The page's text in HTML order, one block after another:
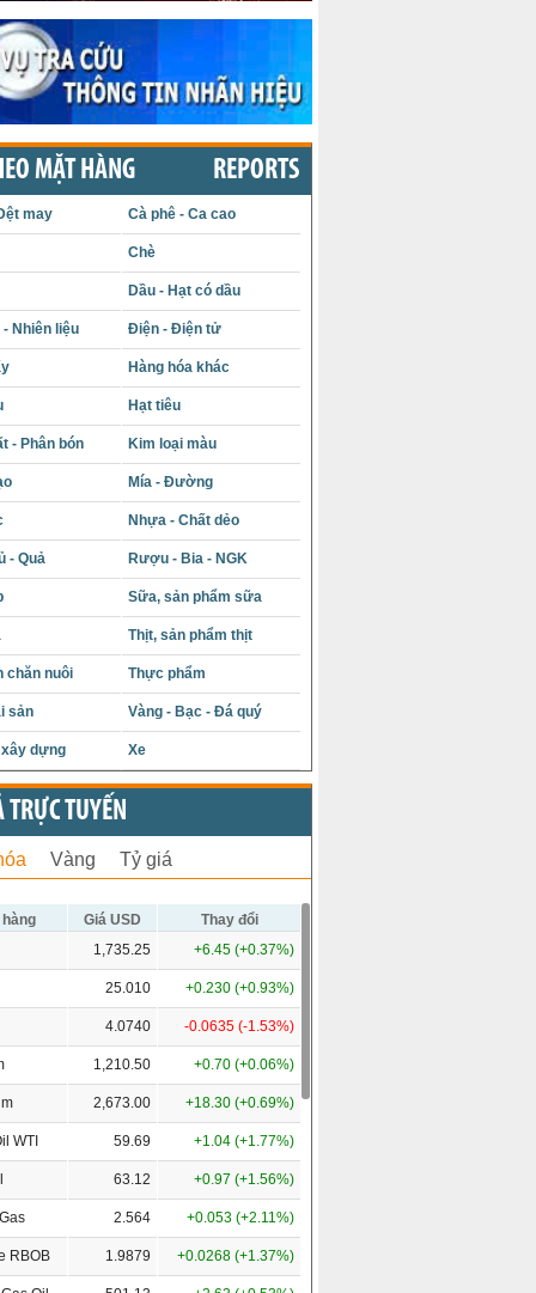
MẶT HÀNG REPORTS
may Cà phê - Ca cao
Chè
Dầu - Hạt có dầu
- Nhiên liệu Điện - Điện tử
Hàng hóa khác
Hạt tiêu
- Phân bón Kim loại màu
Mía - Đường
Nhựa - Chất dẻo
- Quả Rượu - Bia - NGK
Sữa, sản phẩm sữa
Thịt, sản phẩm thịt
chăn nuôi Thực phẩm
sản Vàng - Bạc - Đá quý
dựng Xe
TRỰC TUYẾN
Vàng Tỷ giá
Giá USD
Thay đổi
1,735.25 +6.45 (+0.37%)
25.010 +0.230 (+0.93%)
4.0740 -0.0635 (-1.53%)
1,210.50 +0.70 (+0.06%)
2,673.00 +18.30 (+0.69%)
WTI 59.69 +1.04 (+1.77%)
63.12 +0.97 (+1.56%)
2.564 +0.053 (+2.11%)
RBOB 1.9879 +0.0268 (+1.37%)